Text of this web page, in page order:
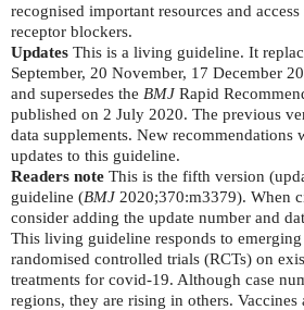
recognised important resources and
receptor blockers.
Updates This is a living guideline. It
September, 20 November, 17 December
and supersedes the BMJ Rapid
published on 2 July 2020. The previous
data supplements. New recommendations
updates to this guideline.
Readers note This is the fifth version
guideline (BMJ 2020;370:m3379). When
consider adding the update number and
This living guideline responds to
randomised controlled trials (RCTs) on
treatments for covid-19. Although case
regions, they are rising in others.